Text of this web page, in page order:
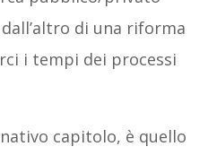
di una riforma
i tempi dei processi
capitolo, è quello